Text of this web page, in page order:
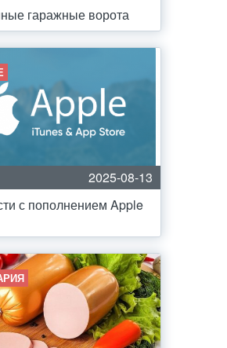
гаражные ворота
2025-08-13
с пополнением Apple